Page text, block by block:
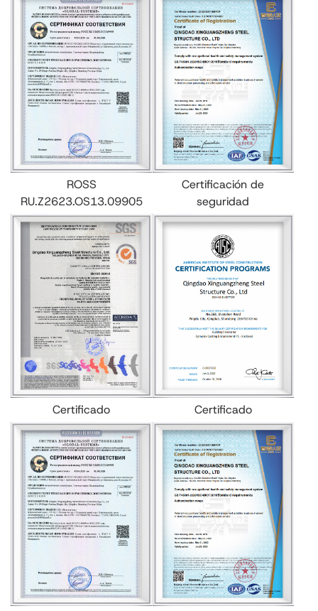
ROSS
RU.Z2623.OS13.09905
Certificación de
seguridad
Certificado Certificado